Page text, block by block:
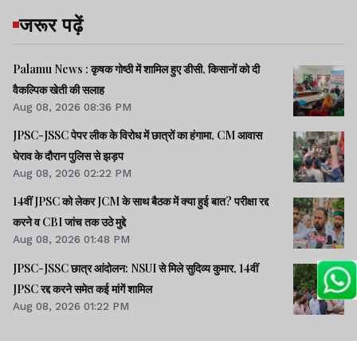
जरूर पढ़ें
Palamu News : कृषक गोष्ठी में शामिल हुए डीसी, किसानों को दी
वैकल्पिक खेती की सलाह
Aug 08, 2026 08:36 PM
JPSC-JSSC पेपर लीक के विरोध में छात्रों का हंगामा, CM आवास
घेराव के दौरान पुलिस से झड़प
Aug 08, 2026 02:22 PM
14वीं JPSC को लेकर JCM के साथ बैठक में क्या हुई बात? परीक्षा रद्द
करने व CBI जांच तक उठे मुद्दे
Aug 08, 2026 01:48 PM
JPSC-JSSC छात्र आंदोलन: NSUI से मिले सुदिव्य कुमार, 14वीं
JPSC रद्द करने समेत कई मांगें शामिल
Aug 08, 2026 01:22 PM